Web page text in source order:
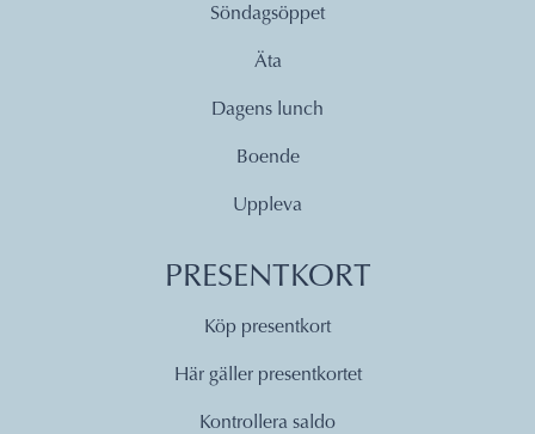
Söndagsöppet
Äta
Dagens lunch
Boende
Uppleva
PRESENTKORT
Köp presentkort
Här gäller presentkortet
Kontrollera saldo